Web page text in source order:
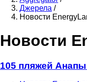
Джерела /
Новости
Новости
105 пляжей